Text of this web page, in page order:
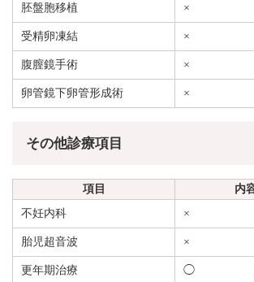
胚盤胞移植 ×
受精卵凍結 ×
腹膣鏡手術 ×
卵管鏡下卵管形成術 ×
その他診療項目
項目
内
不妊内科
×
胎児超音波 ×
更年期治療 ◯